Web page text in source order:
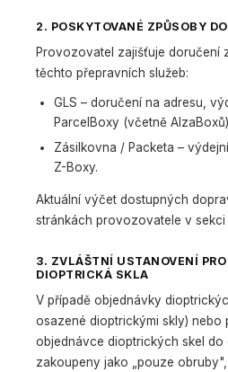
2. POSKYTOVANÉ ZPŮSOBY
Provozovatel zajišťuje doručení
těchto přepravních služeb:
GLS – doručení na adresu,
ParcelBoxy (včetně AlzaBoxů),
Zásilkovna / Packeta –
Z-Boxy.
Aktuální výčet dostupných
stránkách provozovatele v sekci
3. ZVLÁŠTNÍ USTANOVENÍ
DIOPTRICKÁ SKLA
V případě objednávky
osazené dioptrickými skly) nebo
objednávce dioptrických skel do
zakoupeny jako „pouze